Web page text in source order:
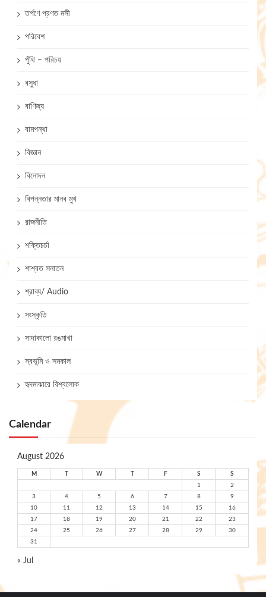
তর্পণে প্রণত মসী
পরিবেশ
পুঁথি – পরিচয়
বসুধা
বাণিজ্য
বামপন্থা
বিজ্ঞান
বিনোদন
বিপন্নতার মানব মুখ
রাজনীতি
শক্তিচর্চা
শাশ্বত সনাতন
শ্রাব্য/ Audio
সংস্কৃতি
সাদাকালো রঙমাখা
স্বভূমি ও সমকাল
হৃদমাঝারে বিশ্বলোক
Calendar
August 2026
M W F S
S
1
2
3
4 5 6 7 8
9
10
11 12 13 14 15
16
17
18 19 20 21 22
23
24
25 26 27 28 29
30
31
« Jul